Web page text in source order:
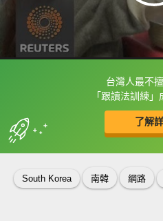
台灣人最不
「跟讀法訓練」
了解
框選或點兩下字幕可
收錄佳句
South Korea 南韓 網路